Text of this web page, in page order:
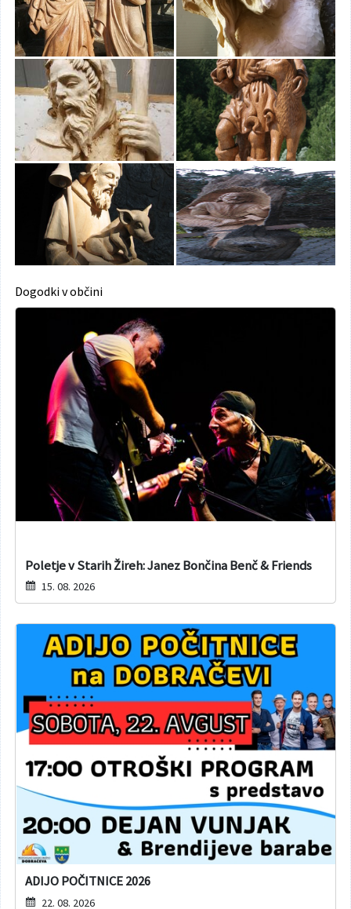
Dogodki v občini
Poletje v Starih Žireh: Janez Bončina Benč & Friends
15. 08. 2026
ADIJO POČITNICE 2026
22. 08. 2026